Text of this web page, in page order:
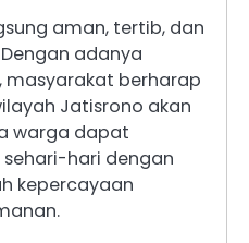
aman, tertib, dan
adanya
masyarakat berharap
Jatisrono akan
warga dapat
hari dengan
kepercayaan